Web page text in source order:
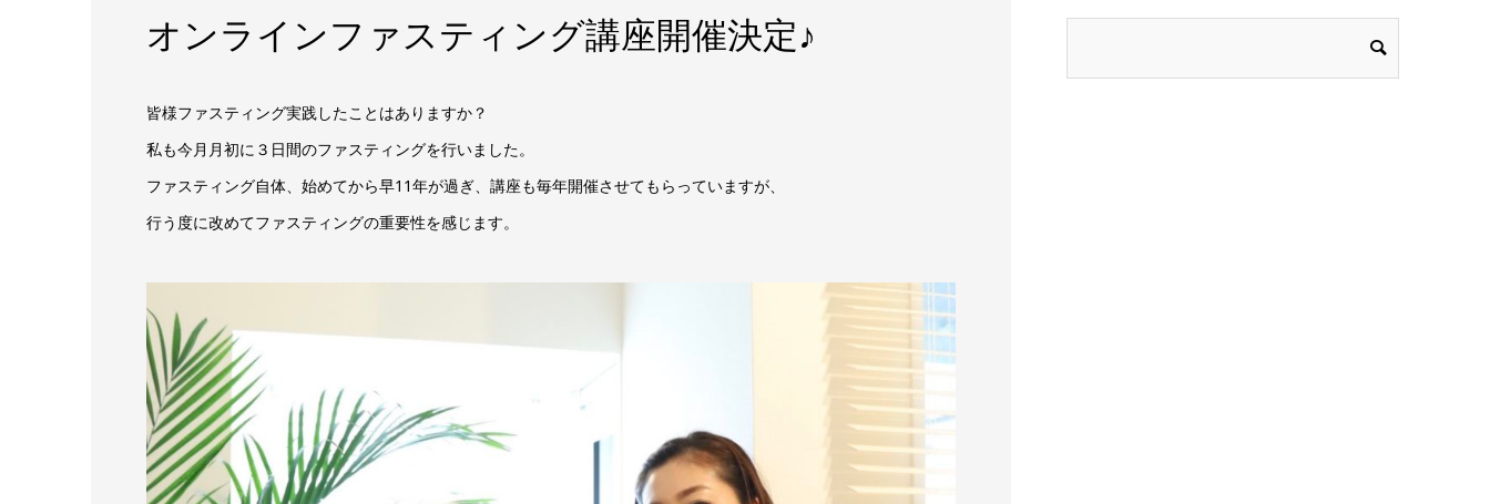
オンラインファスティング講座開催決定♪
皆様ファスティング実践したことはありますか？
私も今月月初に３日間のファスティングを行いました。
ファスティング自体、始めてから早11年が過ぎ、講座も毎年開催させてもらっていますが、
行う度に改めてファスティングの重要性を感じます。